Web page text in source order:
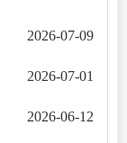
2026-07-09
2026-07-01
2026-06-12